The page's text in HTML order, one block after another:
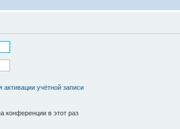
учётной записи
конференции в этот раз